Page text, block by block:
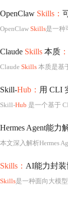
OpenClaw Skills：
OpenClaw Skills是一种
Claude Skills 本质 ：
Claude Skills 本质是基于MCP（
Skill-Hub： 用 CLI
Skill-Hub 是一个基于 CLI 的系统级方案，旨在解决
Hermes Agent能力
本文深入解析Hermes
Skills： AI能力封装
Skills是一种面向大模型时代的AI能力封装协议，支持自然语